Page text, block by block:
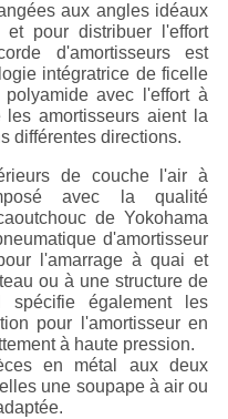
aux angles idéaux
pour distribuer l'effort
d'amortisseurs est
intégratrice de ficelle
avec l'effort à
les amortisseurs aient la
différentes directions.
de couche l'air à
avec la qualité
de Yokohama
d'amortisseur
l'amarrage à quai et
ou à une structure de
également les
pour l'amortisseur en
à haute pression.
en métal aux deux
une soupape à air ou